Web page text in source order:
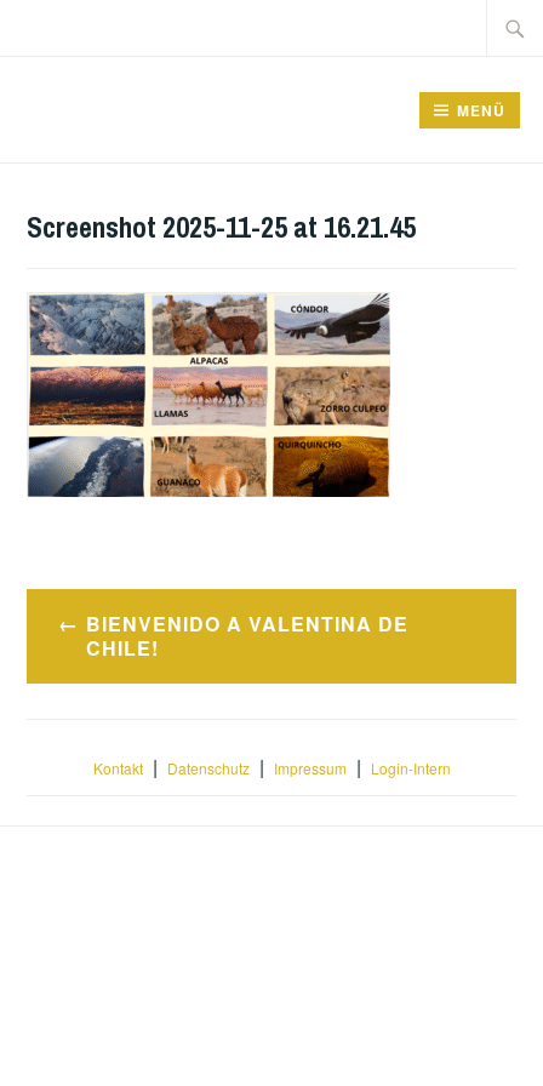
Suche
MENÜ
Screenshot 2025-11-25 at 16.21.45
Beitragsnavigation
BIENVENIDO A VALENTINA DE
CHILE!
Kontakt| Datenschutz| Impressum| Login-Intern